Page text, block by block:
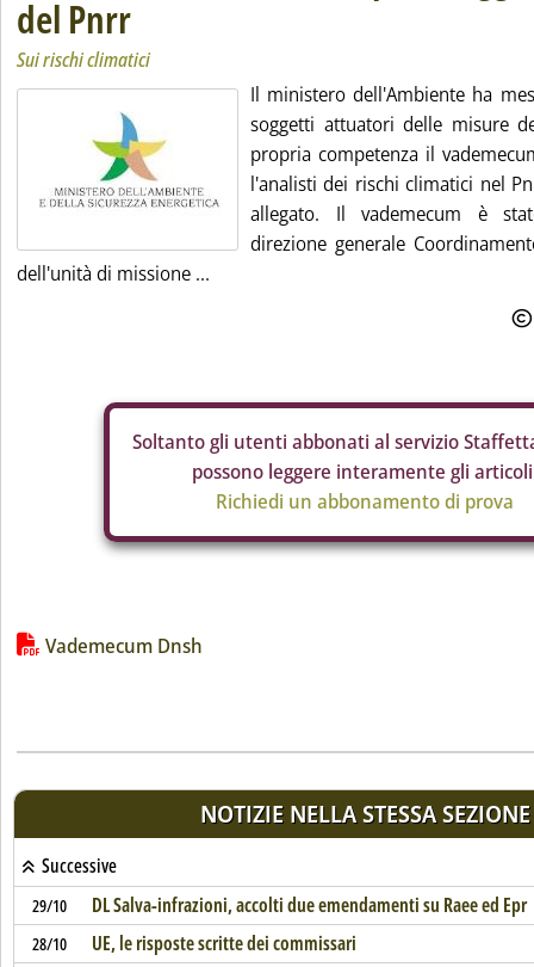
del Pnrr
Sui rischi climatici
Il ministero dell'Ambiente ha
soggetti attuatori delle misure
propria competenza il
l'analisti dei rischi climatici nel
allegato. Il vademecum è
direzione generale
dell'unità di missione ...
Soltanto gli utenti abbonati al servizio
possono leggere interamente gli
Richiedi un abbonamento di prova
Lista allegati PDF alla notizia
Vademecum Dnsh
NOTIZIE NELLA STESSA SEZIONE
Successive
29/10 DL Salva-infrazioni, accolti due emendamenti su Raee ed Epr
28/10 UE, le risposte scritte dei commissari